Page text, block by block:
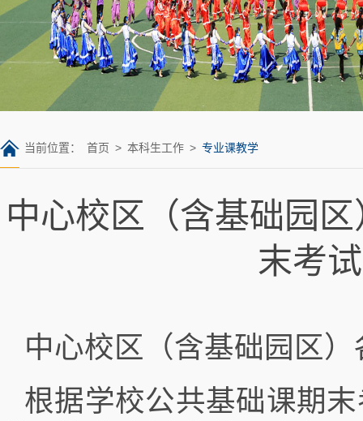
当前位置： 首页 > 本科生工作 > 专业课教学
中心校区（含基础园
末考
中心校区（含基础园区
根据学校公共基础课期